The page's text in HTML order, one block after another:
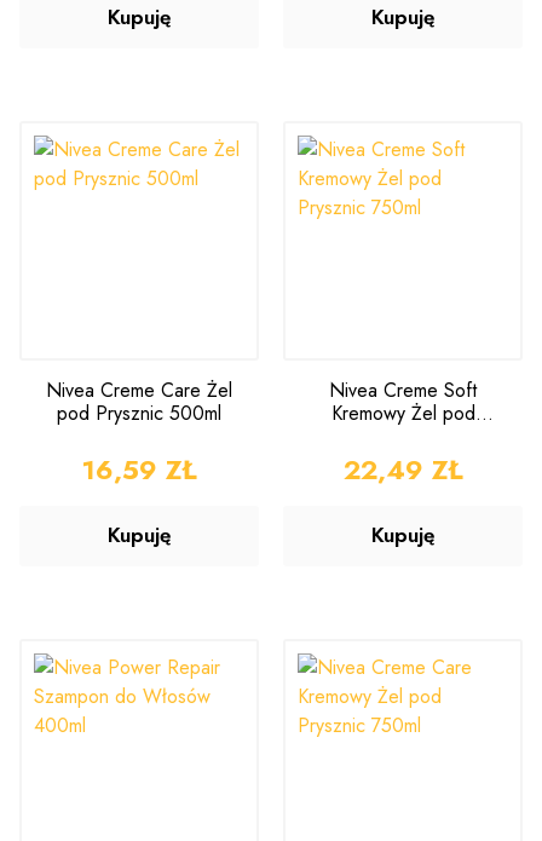
Kupuję Kupuję
Nivea Creme Care Żel
pod Prysznic 500ml
CENA
16,59 ZŁ
Kupuję
Nivea Creme Soft
Kremowy Żel pod
CENA
22,49 ZŁ
Kupuję